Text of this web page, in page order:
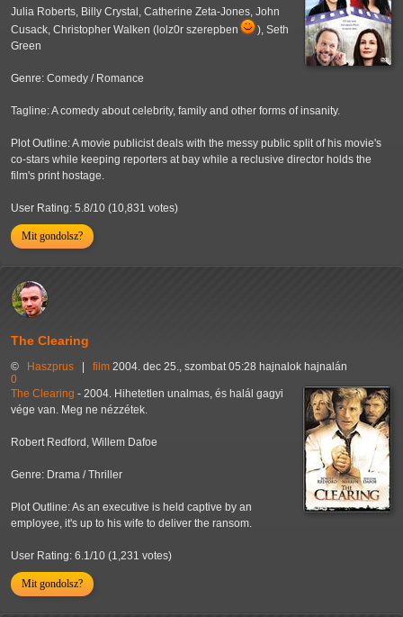
Julia Roberts, Billy Crystal, Catherine Zeta-Jones, John
Cusack, Christopher Walken (lolz0r szerepben
), Seth
Green
Genre: Comedy / Romance
Tagline: A comedy about celebrity, family and other forms of insanity.
Plot Outline: A movie publicist deals with the messy public split of his movie's
co-stars while keeping reporters at bay while a reclusive director holds the
film's print hostage.
User Rating: 5.8/10 (10,831 votes)
Mit gondolsz?
The Clearing
© Haszprus film 2004. dec 25., szombat 05:28 hajnalok hajnalán
0
The Clearing - 2004. Hihetetlen unalmas, és halál gagyi
vége van. Meg ne nézzétek.
Robert Redford, Willem Dafoe
Genre: Drama / Thriller
Plot Outline: As an executive is held captive by an
employee, it's up to his wife to deliver the ransom.
User Rating: 6.1/10 (1,231 votes)
Mit gondolsz?